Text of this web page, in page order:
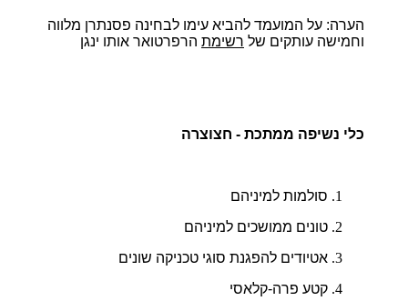
הערה: על המועמד להביא עימו לבחינה פסנתרן מלווה
וחמישה עותקים של רשימת הרפרטואר אותו ינגן
כלי נשיפה ממתכת - חצוצרה
סולמות למיניהם
טונים ממושכים למיניהם
אטיודים להפגנת סוגי טכניקה שונים
קטע פרה-קלאסי